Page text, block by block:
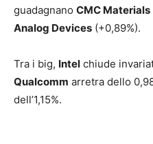
guadagnano CMC Materials
Analog Devices (+0,89%).
Tra i big, Intel chiude
Qualcomm arretra dello
dell’1,15%.